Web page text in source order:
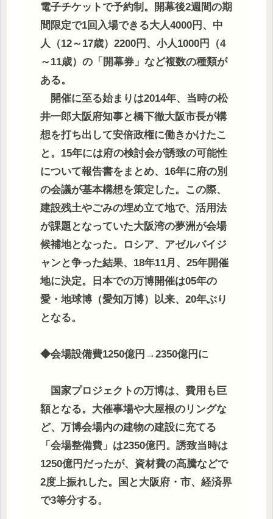
電子チケットで予約制。開幕後2週間の期
間限定で1回入場できる大人4000円、中
人（12～17歳）2200円、小人1000円（4
～11歳）の「開幕券」など複数の種類が
ある。
開催に至る始まりは2014年、当時の松
井一郎大阪府知事と橋下徹大阪市長が構
想を打ち出して安倍政権に働きかけたこ
と。15年には府の検討会が誘致の可能性
について報告書をまとめ、16年に府の別
の会議が基本構想を策定した。この際、
建設残土やごみの埋め立て地で、活用法
が課題となっていた大阪湾の夢洲が会場
候補地となった。ロシア、アゼルバイジ
ャンと争った結果、18年11月、25年開催
地に決定。日本での万博開催は05年の
愛・地球博（愛知万博）以来、20年ぶり
となる。
◆会場設備費1250億円→2350億円に
国家プロジェクトの万博は、費用も巨
額となる。大催事場や大屋根のリングな
ど、万博会場内の建物の建設に充てる
「会場整備費」は2350億円。誘致当時は
1250億円だったが、資材費の高騰などで
2度上振れした。国と大阪府・市、経済界
で3等分する。